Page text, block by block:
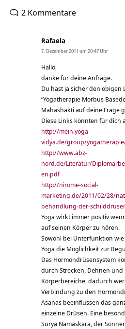
2 Kommentare
Rafaela
7. Dezember 2011 um 20:47 Uhr
Hallo,
danke für deine Anfrage.
Du hast ja sicher den obigen
“Yogatherapie Morbus
Mahashakti auf deine Frage
Diese Links könnten für dich
http://mein.yoga-
vidya.de/group/
http://www.abz-
nord.de/Literatur/
en.pdf
http://nirome-social-
marketing.de/2011/02/28/
behandlung-der-
Yoga wirkt immer positiv
auf seinen Körper zu hören.
Sowohl bei Unterfunktion
Yoga die Möglichkeit zur
Das Hormondrüsensystem
durch Strecken, Dehnen
Körperbereiche, dadurch
Verbindung zu den
Asanas beeinflussen das
einzelne Drüsen. Eine
Surya Namaskara, der